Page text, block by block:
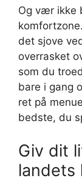
Og vær ikke
det sjove
overrasket
som du
bare i gang
ret på
bedste, du
Giv dit
landets